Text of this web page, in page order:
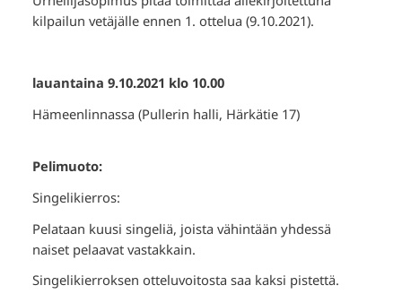
kilpailun vetäjälle ennen 1. ottelua (9.10.2021).
lauantaina 9.10.2021 klo 10.00
Hämeenlinnassa (Pullerin halli, Härkätie 17)
Pelimuoto:
Singelikierros:
Pelataan kuusi singeliä, joista vähintään yhdessä
naiset pelaavat vastakkain.
Singelikierroksen otteluvoitosta saa kaksi pistettä.